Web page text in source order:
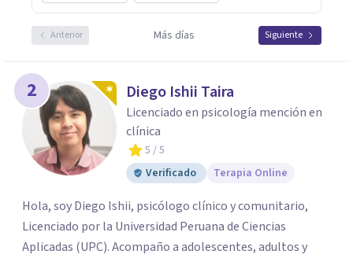
Anterior Más días Siguiente
2 Diego Ishii Taira
Licenciado en psicología mención en
clínica
5 / 5
Verificado
Terapia Online
Hola, soy Diego Ishii, psicólogo clínico y comunitario,
Licenciado por la Universidad Peruana de Ciencias
Aplicadas (UPC). Acompaño a adolescentes, adultos y